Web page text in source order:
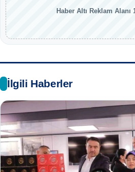
Haber Altı Reklam Alanı
İlgili Haberler